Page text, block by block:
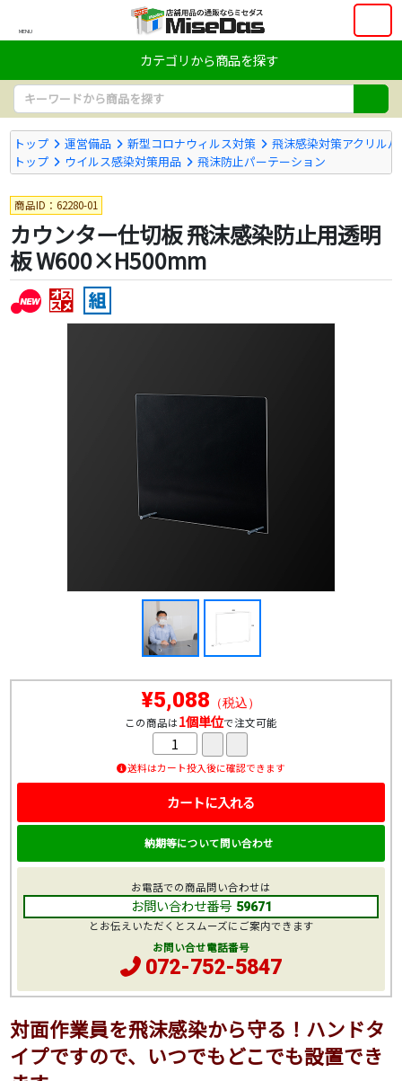
MENU
カテゴリから商品を探す
トップ 運営備品 新型コロナウィルス対策
飛沫感染対策アクリル
トップ
ウイルス感染対策用品 飛沫防止パーテーション
商品ID：62280-01
カウンター仕切板 飛沫感染防止用透明
板 W600×H500mm
対面作業員を飛沫感染から守る！ハンドタ
イプですので、いつでもどこでも設置でき
¥5,088 （税込）
この商品は1個単位で注文可能
送料はカート投入後に確認できます
カートに入れる
納期等について問い合わせ
お電話での商品問い合わせは
お問い合わせ番号 59671
とお伝えいただくとスムーズにご案内できます
お問い合せ電話番号
072-752-5847